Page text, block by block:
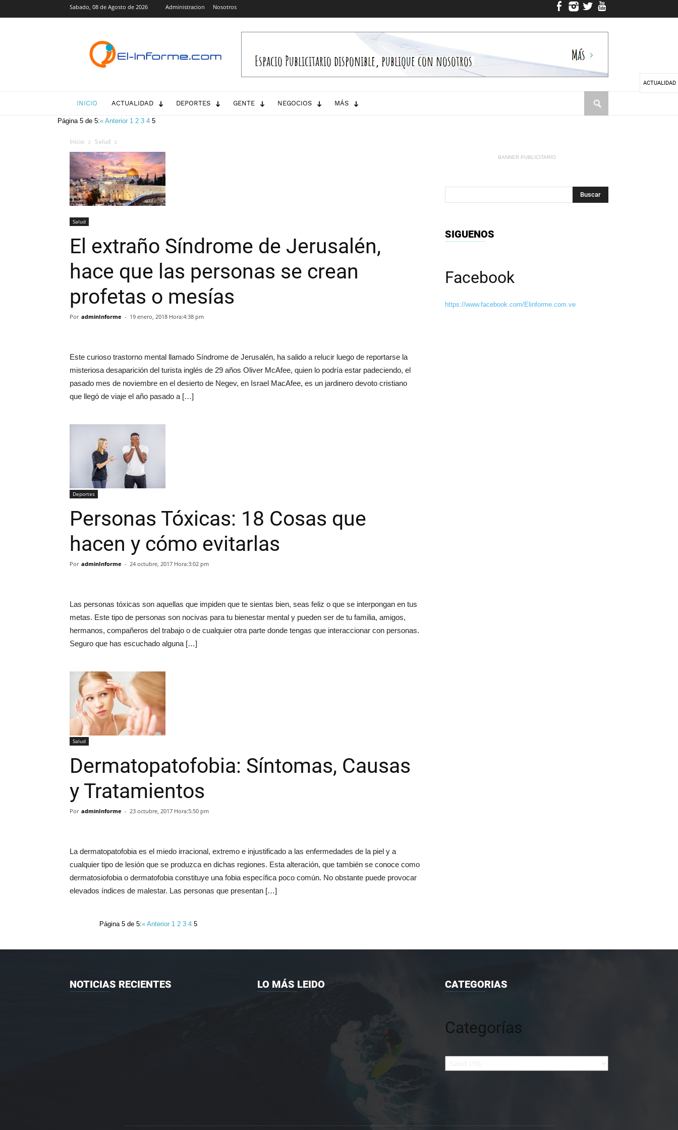
Sabado, 08 de Agosto de 2026 Administracion Nosotros
Informe.com
INICIO ACTUALIDAD DEPORTES GENTE NEGOCIOS MÁS
Página 5 de 5:« Anterior 12345
Inicio Salud
Salud
El extraño Síndrome de Jerusalén,
hace que las personas se crean
profetas o mesías
Por adminInforme - 19 enero, 2018 Hora:4:38 pm
Este curioso trastorno mental llamado Síndrome de Jerusalén, ha salido a relucir luego de reportarse la
misteriosa desaparición del turista inglés de 29 años Oliver McAfee, quien lo podría estar padeciendo, el
pasado mes de noviembre en el desierto de Negev, en Israel MacAfee, es un jardinero devoto cristiano
que llegó de viaje el año pasado a […]
Deportes
Personas Tóxicas: 18 Cosas que
hacen y cómo evitarlas
Por adminInforme - 24 octubre, 2017 Hora:3:02 pm
Las personas tóxicas son aquellas que impiden que te sientas bien, seas feliz o que se interpongan en tus
metas. Este tipo de personas son nocivas para tu bienestar mental y pueden ser de tu familia, amigos,
hermanos, compañeros del trabajo o de cualquier otra parte donde tengas que interaccionar con personas.
Seguro que has escuchado alguna […]
Salud
Dermatopatofobia: Síntomas, Causas
y Tratamientos
Por adminInforme - 23 octubre, 2017 Hora:5:50 pm
La dermatopatofobia es el miedo irracional, extremo e injustificado a las enfermedades de la piel y a
cualquier tipo de lesión que se produzca en dichas regiones. Esta alteración, que también se conoce como
dermatosiofobia o dermatofobia constituye una fobia específica poco común. No obstante puede provocar
elevados índices de malestar. Las personas que presentan […]
Página 5 de 5:« Anterior 12345
BANNER PUBLICITARIO
SIGUENOS
Facebook
https://www.facebook.com/Elinforme.com.ve
NOTICIAS RECIENTES LO MÁS LEIDO CATEGORIAS
Categorías
Categorías
ACTUALIDAD